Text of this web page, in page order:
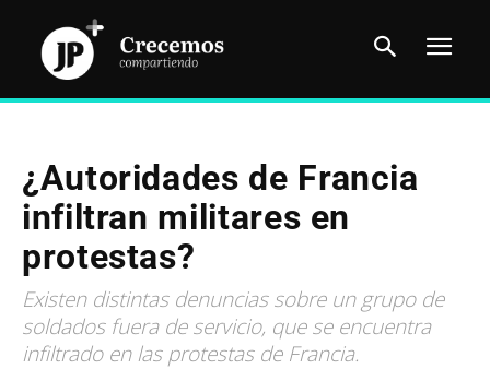
¿Autoridades de Francia
infiltran militares en
protestas?
Existen distintas denuncias sobre un grupo de
soldados fuera de servicio, que se encuentra
infiltrado en las protestas de Francia.